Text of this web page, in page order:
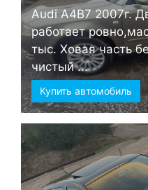
Audi А4B7 2007г.
работает
тыс. Ховая часть
чистый ...
Купить автомобиль